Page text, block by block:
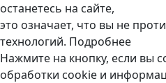
останетесь на сайте,
это означает, что вы не
технологий. Подробнее
Нажмите на кнопку, если вы
обработки cookie и